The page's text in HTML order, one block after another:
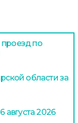
проезд по
области за
августа 2026